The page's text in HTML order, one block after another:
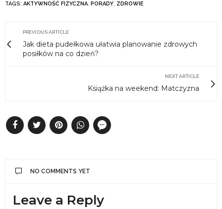
TAGS: AKTYWNOŚĆ FIZYCZNA, PORADY, ZDROWIE
PREVIOUS ARTICLE
Jak dieta pudełkowa ułatwia planowanie zdrowych
posiłków na co dzień?
NEXT ARTICLE
Książka na weekend: Matczyzna
NO COMMENTS YET
Leave a Reply